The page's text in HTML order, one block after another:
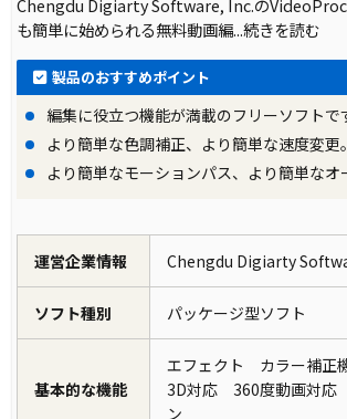
Chengdu Digiarty Software, Inc.の
も簡単に始められる無料動画編...続きを読む
製品のおすすめポイント
編集に役立つ機能が満載のフリーソフトで
より簡単な色調補正、より簡単な速度変更。
より簡単なモーションパス、より簡単なオ
運営企業情報 Chengdu Digiarty
ソフト種別 パッケージ型ソフト
基本的な機能
エフェクト カラー補
3D対応 360度動画対応
ン